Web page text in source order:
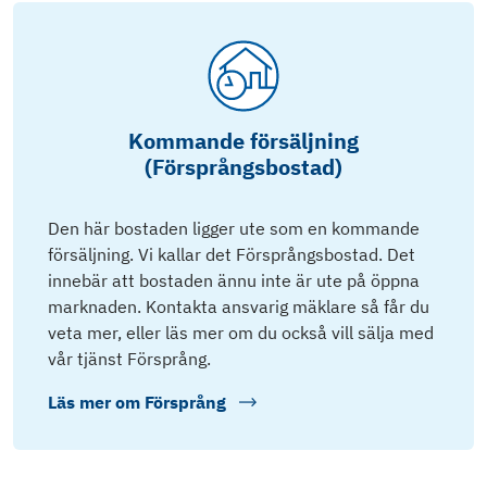
Kommande försäljning
(Försprångsbostad)
Den här bostaden ligger ute som en kommande
försäljning. Vi kallar det Försprångsbostad. Det
innebär att bostaden ännu inte är ute på öppna
marknaden. Kontakta ansvarig mäklare så får du
veta mer, eller läs mer om du också vill sälja med
vår tjänst Försprång.
Läs mer om Försprång